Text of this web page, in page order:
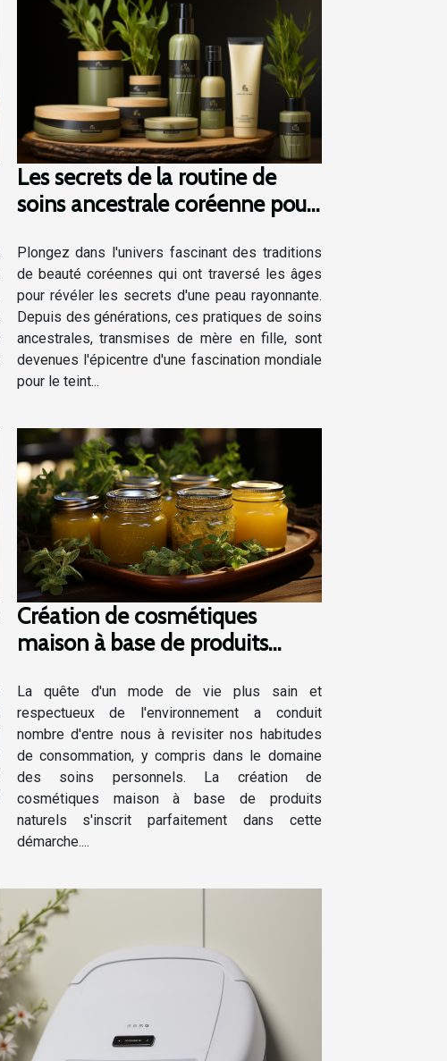
Les secrets de la routine de
soins ancestrale coréenne pour
Plongez dans l'univers fascinant des traditions
de beauté coréennes qui ont traversé les âges
pour révéler les secrets d'une peau rayonnante.
Depuis des générations, ces pratiques de soins
ancestrales, transmises de mère en fille, sont
devenues l'épicentre d'une fascination mondiale
pour le teint...
Création de cosmétiques
maison à base de produits
La quête d'un mode de vie plus sain et
respectueux de l'environnement a conduit
nombre d'entre nous à revisiter nos habitudes
de consommation, y compris dans le domaine
des soins personnels. La création de
cosmétiques maison à base de produits
naturels s'inscrit parfaitement dans cette
démarche....